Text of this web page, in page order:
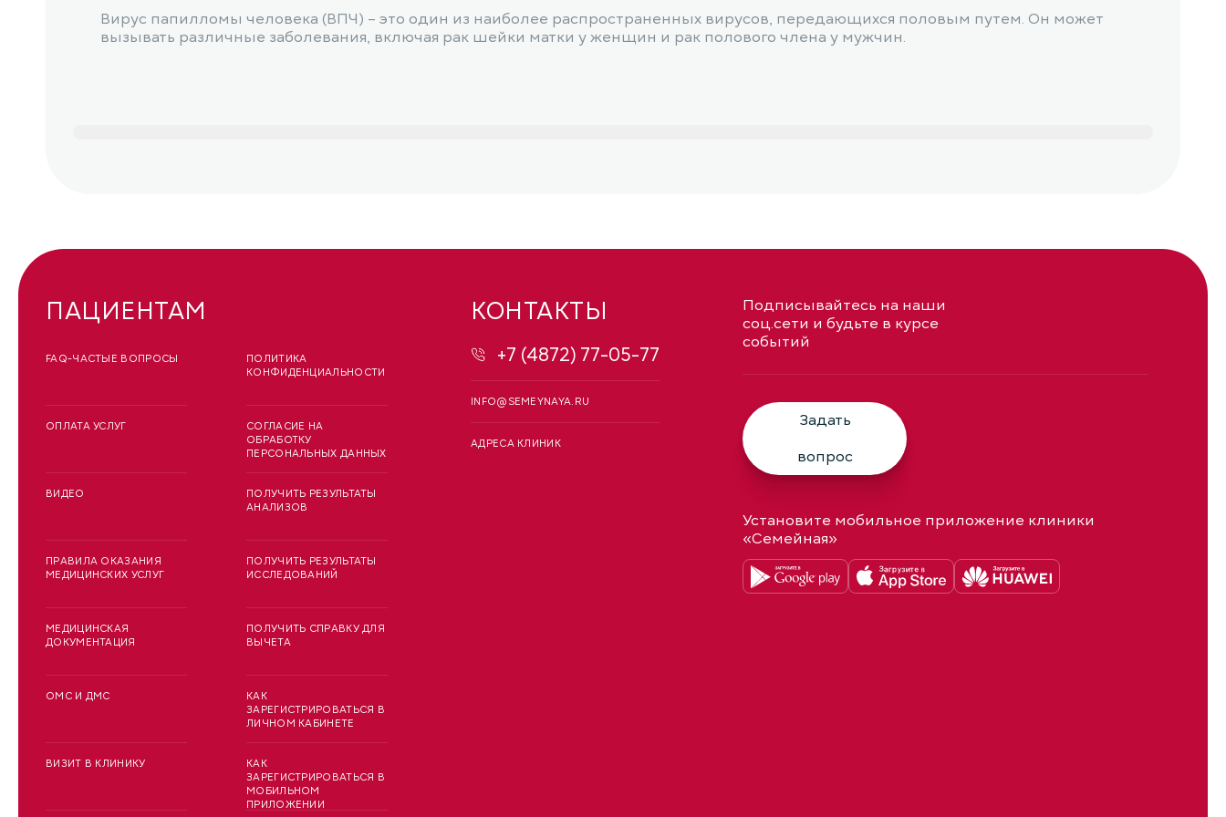
Вирус папилломы человека (ВПЧ) – это один из наиболее распространенных вирусов, передающихся половым путем. Он может
вызывать различные заболевания, включая рак шейки матки у женщин и рак полового члена у мужчин.
ПАЦИЕНТАМ
FAQ-ЧАСТЫЕ ВОПРОСЫ
ОПЛАТА УСЛУГ
ВИДЕО
ПРАВИЛА ОКАЗАНИЯ
МЕДИЦИНСКИХ УСЛУГ
МЕДИЦИНСКАЯ
ДОКУМЕНТАЦИЯ
ОМС И ДМС
ВИЗИТ В КЛИНИКУ
ПОЛИТИКА
КОНФИДЕНЦИАЛЬНОСТИ
СОГЛАСИЕ НА
ОБРАБОТКУ
ПЕРСОНАЛЬНЫХ ДАННЫХ
ПОЛУЧИТЬ РЕЗУЛЬТАТЫ
АНАЛИЗОВ
ПОЛУЧИТЬ РЕЗУЛЬТАТЫ
ИССЛЕДОВАНИЙ
ПОЛУЧИТЬ СПРАВКУ ДЛЯ
ВЫЧЕТА
КАК
ЗАРЕГИСТРИРОВАТЬСЯ В
ЛИЧНОМ КАБИНЕТЕ
КАК
ЗАРЕГИСТРИРОВАТЬСЯ В
МОБИЛЬНОМ
ПРИЛОЖЕНИИ
КОНТАКТЫ
+7 (4872) 77-05-77
INFO@SEMEYNAYA.RU
АДРЕСА КЛИНИК
Подписывайтесь на наши
соц.сети и будьте в курсе
событий
Задать
вопрос
Установите мобильное приложение клиники
«Семейная»